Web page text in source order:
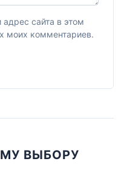
сайта в этом
моих комментариев.
ВЫБОРУ